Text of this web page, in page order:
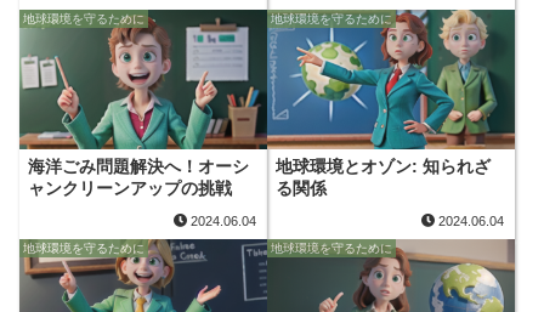
地球環境を守るために
海洋ごみ問題解決へ！オーシ
ャンクリーンアップの挑戦
2024.06.04
地球環境を守るために
地球環境とオゾン: 知られざ
る関係
2024.06.04
地球環境を守るために 地球環境を守るために